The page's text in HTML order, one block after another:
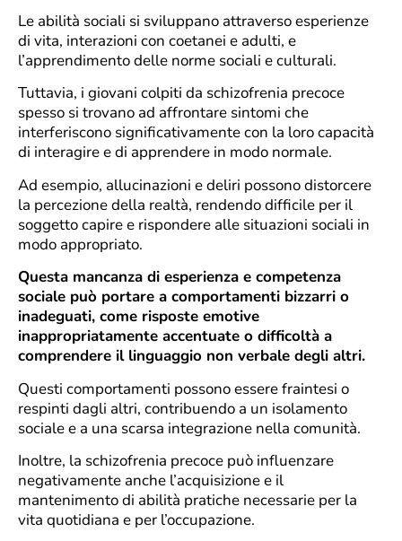
Le abilità sociali si sviluppano attraverso esperienze
di vita, interazioni con coetanei e adulti, e
l’apprendimento delle norme sociali e culturali.
Tuttavia, i giovani colpiti da schizofrenia precoce
spesso si trovano ad affrontare sintomi che
interferiscono significativamente con la loro capacità
di interagire e di apprendere in modo normale.
Ad esempio, allucinazioni e deliri possono distorcere
la percezione della realtà, rendendo difficile per il
soggetto capire e rispondere alle situazioni sociali in
modo appropriato.
Questa mancanza di esperienza e competenza
sociale può portare a comportamenti bizzarri o
inadeguati, come risposte emotive
inappropriatamente accentuate o difficoltà a
comprendere il linguaggio non verbale degli altri.
Questi comportamenti possono essere fraintesi o
respinti dagli altri, contribuendo a un isolamento
sociale e a una scarsa integrazione nella comunità.
Inoltre, la schizofrenia precoce può influenzare
negativamente anche l’acquisizione e il
mantenimento di abilità pratiche necessarie per la
vita quotidiana e per l’occupazione.